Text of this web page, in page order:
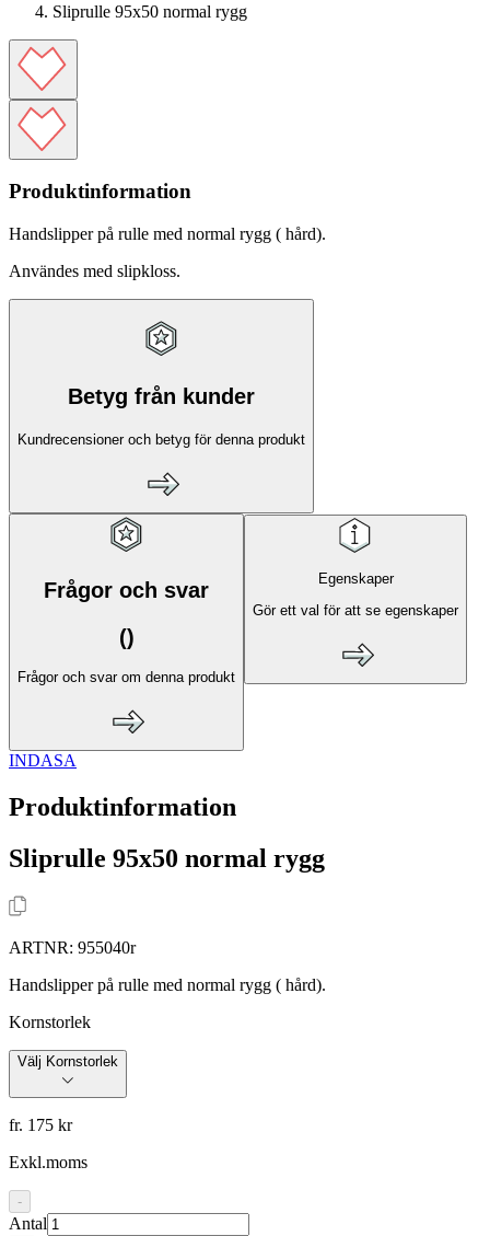
Sliprulle 95x50 normal rygg
Produktinformation
Handslipper på rulle med normal rygg ( hård).
Användes med slipkloss.
Betyg från kunder
Kundrecensioner och betyg för denna produkt
Frågor och svar
()
Frågor och svar om denna produkt
Egenskaper
Gör ett val för att se egenskaper
INDASA
Produktinformation
Sliprulle 95x50 normal rygg
ARTNR: 955040r
Handslipper på rulle med normal rygg ( hård).
Kornstorlek
Välj Kornstorlek
fr. 175 kr
Exkl.moms
-
Antal